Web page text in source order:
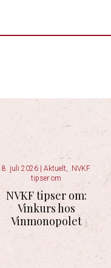
8. juli 2026 Aktuelt, NVKF
tipser om
NVKF tipser om:
Vinkurs hos
Vinmonopolet